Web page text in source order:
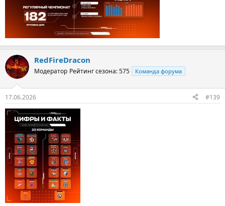
RedFireDracon
Модератор Рейтинг сезона: 575 Команда форума
17.06.2026 #139